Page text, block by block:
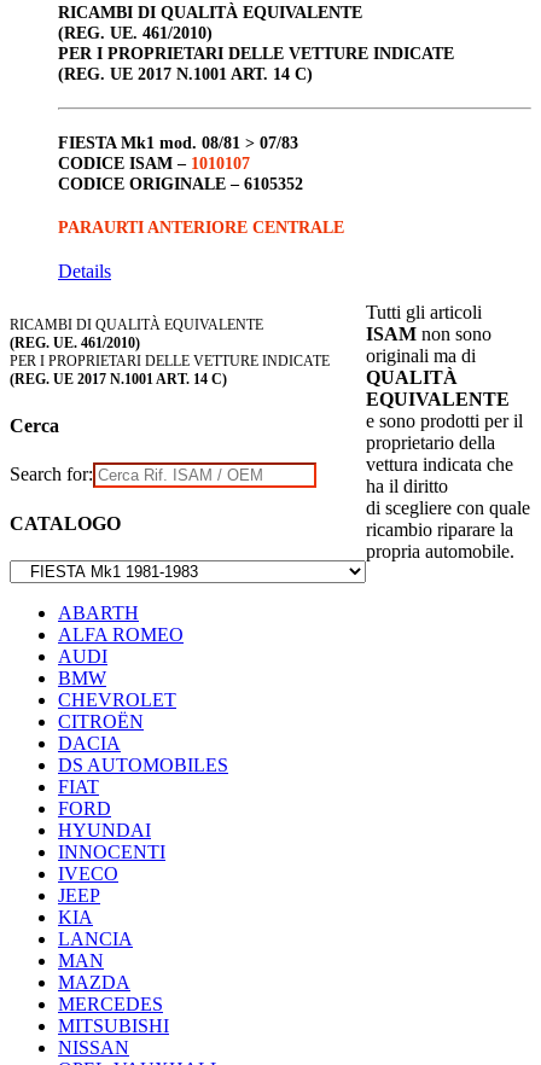
RICAMBI DI QUALITÀ EQUIVALENTE
(REG. UE. 461/2010)
PER I PROPRIETARI DELLE VETTURE INDICATE
(REG. UE 2017 N.1001 ART. 14 C)
FIESTA Mk1 mod. 08/81 > 07/83
CODICE ISAM – 1010107
CODICE ORIGINALE – 6105352
PARAURTI ANTERIORE CENTRALE
Details
RICAMBI DI QUALITÀ EQUIVALENTE
(REG. UE. 461/2010)
PER I PROPRIETARI DELLE VETTURE INDICATE
(REG. UE 2017 N.1001 ART. 14 C)
Cerca
Search for:
CATALOGO
ABARTH
ALFA ROMEO
AUDI
BMW
CHEVROLET
CITROËN
DACIA
DS AUTOMOBILES
FIAT
FORD
HYUNDAI
INNOCENTI
IVECO
JEEP
KIA
LANCIA
MAN
MAZDA
MERCEDES
MITSUBISHI
NISSAN
Tutti gli articoli
ISAM non sono
originali ma di
QUALITÀ
EQUIVALENTE
e sono prodotti per il
proprietario della
vettura indicata che
ha il diritto
di scegliere con quale
ricambio riparare la
propria automobile.